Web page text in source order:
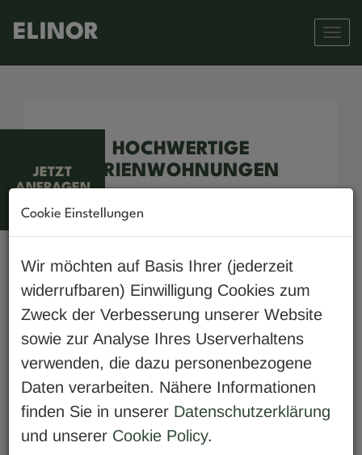
HOCHWERTIGE
FERIENWOHNUNGEN
FIX 5% ODER FLEXIBEL BIS ZU
10% RENDITE
- 5% Fixrendite mit langfistigem
Mietvertrag
- bis zu 10% Betreibervertrag
JETZT
ANFRAGEN
Cookie Einstellungen
Wir möchten auf Basis Ihrer (jederzeit
widerrufbaren) Einwilligung Cookies zum
Zweck der Verbesserung unserer Website
sowie zur Analyse Ihres Userverhaltens
verwenden, die dazu personenbezogene
Daten verarbeiten. Nähere Informationen
finden Sie in unserer Datenschutzerklärung
und unserer Cookie Policy.